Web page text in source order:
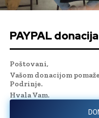
PAYPAL donacija
Poštovani,
Vašom donacijom
Podrinje.
Hvala Vam.